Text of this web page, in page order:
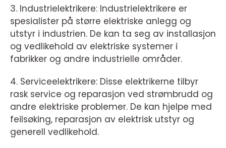
3. Industrielektrikere: Industrielektrikere er
spesialister på større elektriske anlegg og
utstyr i industrien. De kan ta seg av installasjon
og vedlikehold av elektriske systemer i
fabrikker og andre industrielle områder.
4. Serviceelektrikere: Disse elektrikerne tilbyr
rask service og reparasjon ved strømbrudd og
andre elektriske problemer. De kan hjelpe med
feilsøking, reparasjon av elektrisk utstyr og
generell vedlikehold.